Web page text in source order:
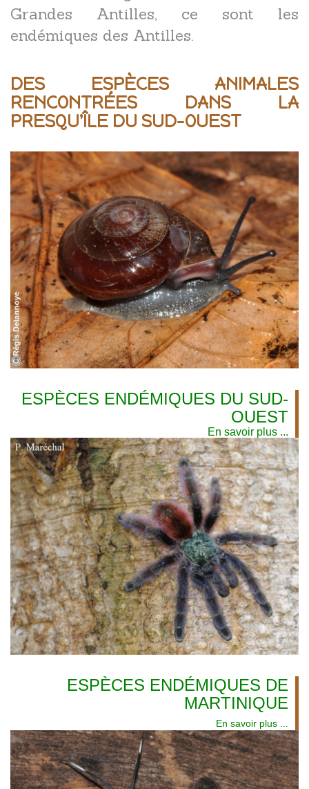
Grandes Antilles, ce sont les
endémiques des Antilles.
DES ESPÈCES ANIMALES
RENCONTRÉES DANS LA
PRESQU'ÎLE DU SUD-OUEST
ESPÈCES ENDÉMIQUES DU SUD-
OUEST
En savoir plus ...
ESPÈCES ENDÉMIQUES DE
MARTINIQUE
En savoir plus ...